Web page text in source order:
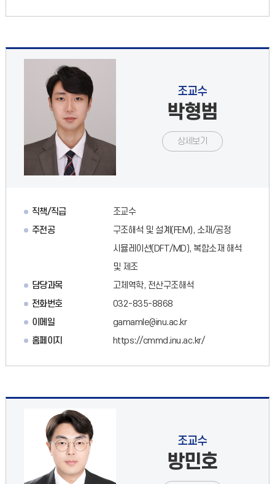
조교수
박형범
상세보기
직책/직급
조교수
주전공
구조해석 및 설계(FEM), 소재/공정
시뮬레이션(DFT/MD), 복합소재 해석
및 제조
담당과목
고체역학, 전산구조해석
전화번호
032-835-8868
이메일
gamamle@inu.ac.kr
홈페이지
https://cmmd.inu.ac.kr/
조교수
방민호